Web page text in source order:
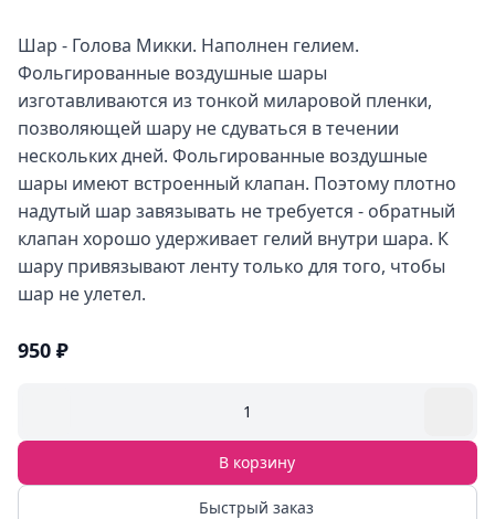
Шар - Голова Микки. Наполнен гелием.
Фольгированные воздушные шары
изготавливаются из тонкой миларовой пленки,
позволяющей шару не сдуваться в течении
нескольких дней. Фольгированные воздушные
шары имеют встроенный клапан. Поэтому плотно
надутый шар завязывать не требуется - обратный
клапан хорошо удерживает гелий внутри шара. К
шару привязывают ленту только для того, чтобы
шар не улетел.
950 ₽
1
В корзину
Быстрый заказ